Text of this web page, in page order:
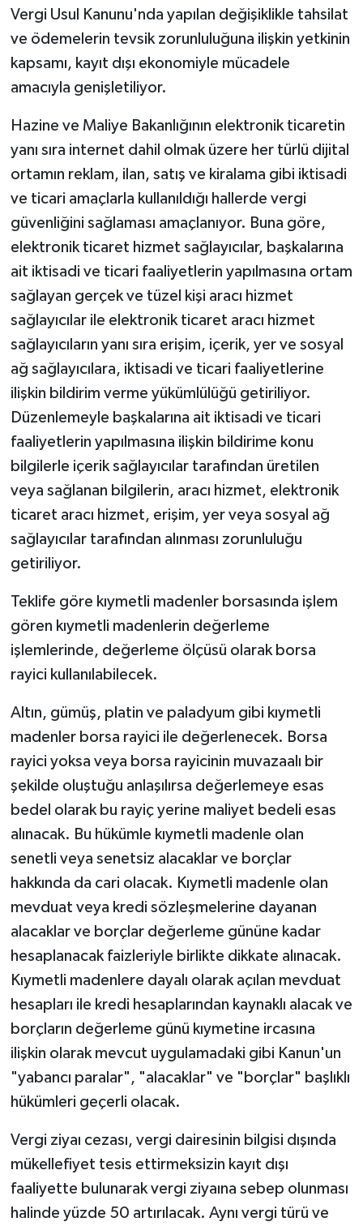
Vergi Usul Kanunu'nda yapılan değişiklikle tahsilat
ve ödemelerin tevsik zorunluluğuna ilişkin yetkinin
kapsamı, kayıt dışı ekonomiyle mücadele
amacıyla genişletiliyor.
Hazine ve Maliye Bakanlığının elektronik ticaretin
yanı sıra internet dahil olmak üzere her türlü dijital
ortamın reklam, ilan, satış ve kiralama gibi iktisadi
ve ticari amaçlarla kullanıldığı hallerde vergi
güvenliğini sağlaması amaçlanıyor. Buna göre,
elektronik ticaret hizmet sağlayıcılar, başkalarına
ait iktisadi ve ticari faaliyetlerin yapılmasına ortam
sağlayan gerçek ve tüzel kişi aracı hizmet
sağlayıcılar ile elektronik ticaret aracı hizmet
sağlayıcıların yanı sıra erişim, içerik, yer ve sosyal
ağ sağlayıcılara, iktisadi ve ticari faaliyetlerine
ilişkin bildirim verme yükümlülüğü getiriliyor.
Düzenlemeyle başkalarına ait iktisadi ve ticari
faaliyetlerin yapılmasına ilişkin bildirime konu
bilgilerle içerik sağlayıcılar tarafından üretilen
veya sağlanan bilgilerin, aracı hizmet, elektronik
ticaret aracı hizmet, erişim, yer veya sosyal ağ
sağlayıcılar tarafından alınması zorunluluğu
getiriliyor.
Teklife göre kıymetli madenler borsasında işlem
gören kıymetli madenlerin değerleme
işlemlerinde, değerleme ölçüsü olarak borsa
rayici kullanılabilecek.
Altın, gümüş, platin ve paladyum gibi kıymetli
madenler borsa rayici ile değerlenecek. Borsa
rayici yoksa veya borsa rayicinin muvazaalı bir
şekilde oluştuğu anlaşılırsa değerlemeye esas
bedel olarak bu rayiç yerine maliyet bedeli esas
alınacak. Bu hükümle kıymetli madenle olan
senetli veya senetsiz alacaklar ve borçlar
hakkında da cari olacak. Kıymetli madenle olan
mevduat veya kredi sözleşmelerine dayanan
alacaklar ve borçlar değerleme gününe kadar
hesaplanacak faizleriyle birlikte dikkate alınacak.
Kıymetli madenlere dayalı olarak açılan mevduat
hesapları ile kredi hesaplarından kaynaklı alacak ve
borçların değerleme günü kıymetine ircasına
ilişkin olarak mevcut uygulamadaki gibi Kanun'un
"yabancı paralar", "alacaklar" ve "borçlar" başlıklı
hükümleri geçerli olacak.
Vergi ziyaı cezası, vergi dairesinin bilgisi dışında
mükellefiyet tesis ettirmeksizin kayıt dışı
faaliyette bulunarak vergi ziyaına sebep olunması
halinde yüzde 50 artırılacak. Aynı vergi türü ve